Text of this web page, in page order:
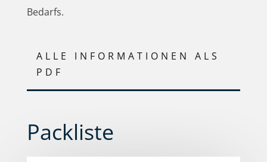
Bedarfs.
ALLE INFORMATIONEN ALS
PDF
Packliste